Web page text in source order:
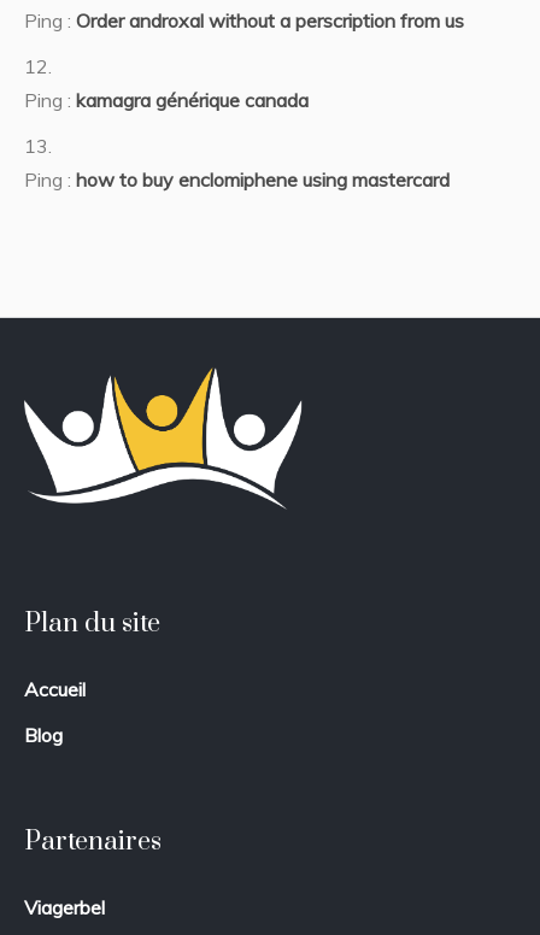
Ping : Order androxal without a perscription from us
Ping : kamagra générique canada
Ping : how to buy enclomiphene using mastercard
Plan du site
Accueil
Blog
Partenaires
Viagerbel